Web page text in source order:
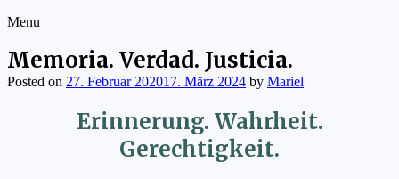
Menu
Memoria. Verdad. Justicia.
Posted on 27. Februar 202017. März 2024 by Mariel
Erinnerung. Wahrheit.
Gerechtigkeit.